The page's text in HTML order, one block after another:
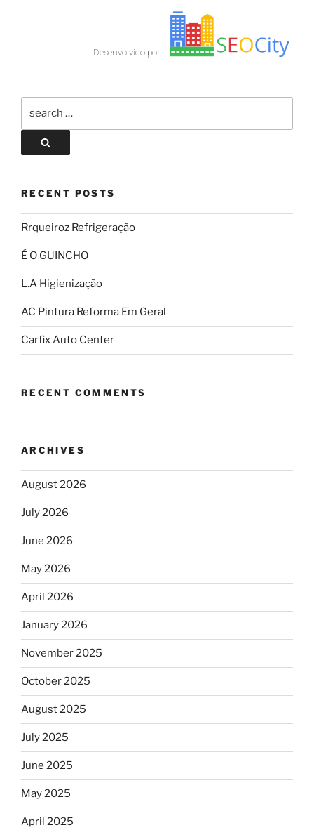
Desenvolvido por:
RECENT POSTS
Rrqueiroz Refrigeração
É O GUINCHO
L.A Higienização
AC Pintura Reforma Em Geral
Carfix Auto Center
RECENT COMMENTS
ARCHIVES
August 2026
July 2026
June 2026
May 2026
April 2026
January 2026
November 2025
October 2025
August 2025
July 2025
June 2025
May 2025
April 2025